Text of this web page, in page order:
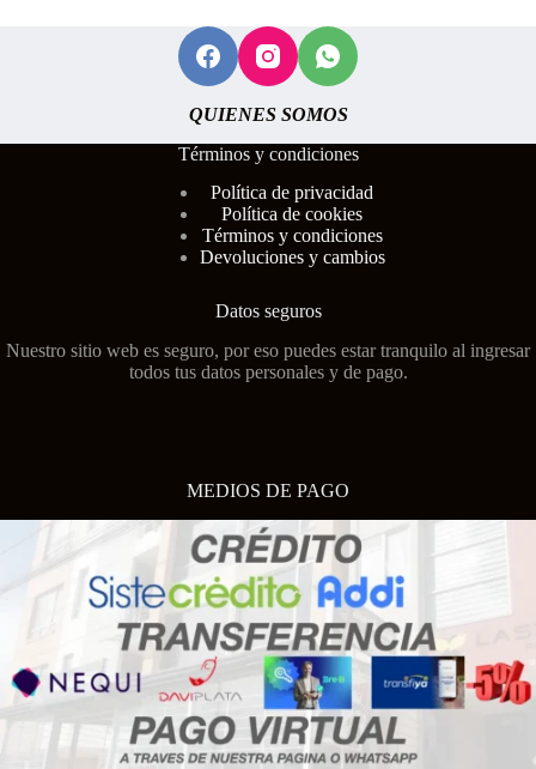
QUIENES SOMOS
Términos y condiciones
Política de privacidad
Política de cookies
Términos y condiciones
Devoluciones y cambios
Datos seguros
Nuestro sitio web es seguro, por eso puedes estar tranquilo al ingresar
todos tus datos personales y de pago.
MEDIOS DE PAGO